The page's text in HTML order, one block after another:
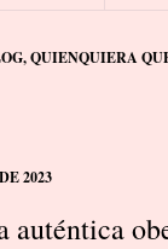
QUIENQUIERA
2023
auténtica